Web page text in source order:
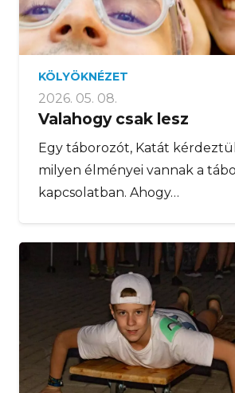
KÖLYÖKNÉZET
2026. 05. 08.
Valahogy csak lesz
Egy táborozót, Katát
milyen élményei vannak a
kapcsolatban. Ahogy…